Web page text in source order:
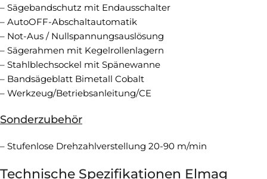
– Sägebandschutz mit Endausschalter
– AutoOFF-Abschaltautomatik
– Not-Aus / Nullspannungsauslösung
– Sägerahmen mit Kegelrollenlagern
– Stahlblechsockel mit Spänewanne
– Bandsägeblatt Bimetall Cobalt
– Werkzeug/Betriebsanleitung/CE
Sonderzubehör
– Stufenlose Drehzahlverstellung 20-90 m/min
Technische Spezifikationen Elmag